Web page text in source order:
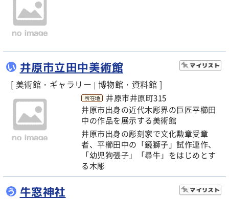
い 井原市立田中美術館
[ 美術館・ギャラリー | 博物館・資料館 ]
井原市井原町315
井原市出身の近代木彫界の巨匠平櫛田
中の作品を展示する美術館
井原市出身の彫刻家で文化勲章受章
者、平櫛田中の「鏡獅子」試作連作、
「幼児狗張子」「尋牛」をはじめとす
る木彫
う 牛窓神社